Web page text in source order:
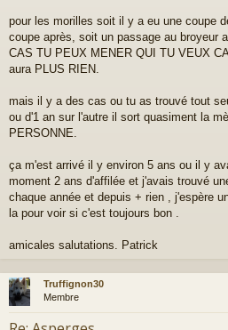
a
g
e
pour les morilles soit il y a eu une coupe
coupe après, soit un passage au broyeur
CAS TU PEUX MENER QUI TU VEUX
aura PLUS RIEN.
mais il y a des cas ou tu as trouvé tout
ou d'1 an sur l'autre il sort quasiment la
PERSONNE.
ça m'est arrivé il y environ 5 ans ou il y
moment 2 ans d'affilée et j'avais trouvé
chaque année et depuis + rien , j'espère
la pour voir si c'est toujours bon .
amicales salutations. Patrick
Truffignon30
Membre